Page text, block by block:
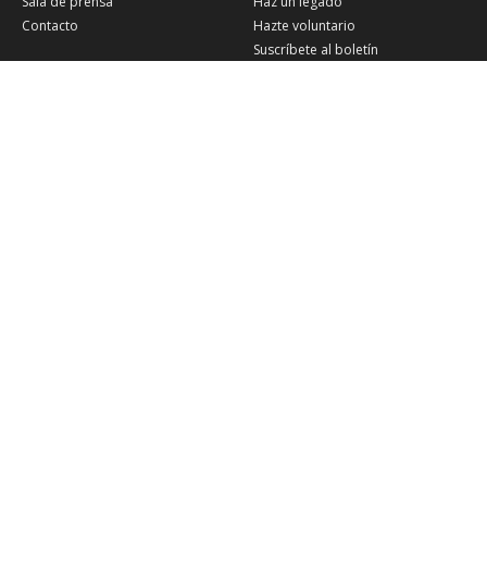
Contacto
Hazte voluntario
Suscríbete al boletín